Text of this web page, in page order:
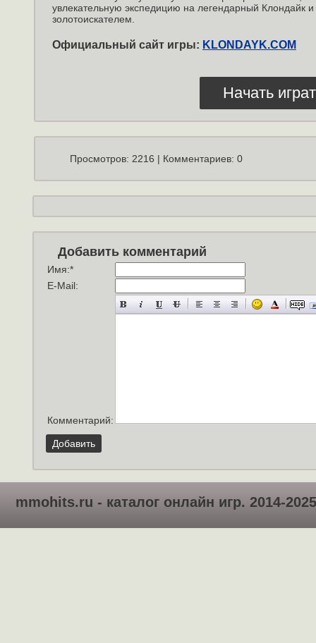
увлекательную экспедицию на легендарный Клондайк
золотоискателем.
Официальный сайт игры: KLONDAYK.COM
Начать
Просмотров: 2216 | Комментариев: 0
Добавить комментарий
Имя:*
E-Mail:
Комментарий:
Добавить
mmohits.ru - каталог онлайн игр. 2014-2025